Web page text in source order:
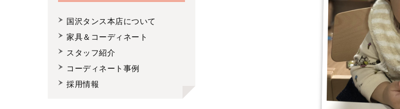
国沢タンス本店について
家具＆コーディネート
スタッフ紹介
コーディネート事例
採用情報